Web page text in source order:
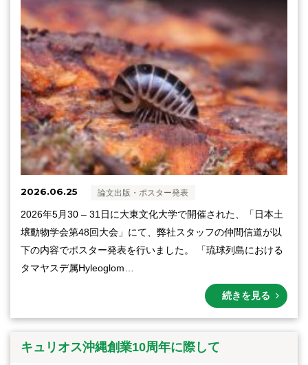
2026.06.25 論文出版・ポスター発表
2026年5月30 – 31日に大東文化大学で開催された、「日本土
壌動物学会第48回大会」にて、弊社スタッフの仲間信道が以
下の内容でポスター発表を行いました。 「琉球列島における
タマヤスデ属Hyleoglom…
続きを見る
キュリオス沖縄創業10周年に際して